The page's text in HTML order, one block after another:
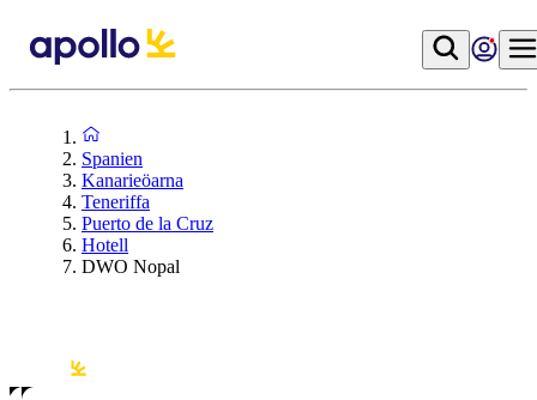
Spanien
Kanarieöarna
Teneriffa
Puerto de la Cruz
Hotell
DWO Nopal